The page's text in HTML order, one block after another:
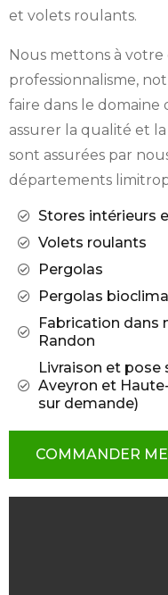
et volets roulants.
Nous mettons à
professionnalisme,
faire dans le domaine
assurer la qualité et
sont assurées par
départements
Stores intérieurs
Volets roulants
Pergolas
Pergolas
Fabrication dans
Randon
Livraison et pose
Aveyron et
sur demande)
COMMANDER